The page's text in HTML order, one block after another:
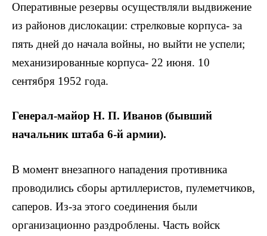
Оперативные резервы осуществляли выдвижение
из районов дислокации: стрелковые корпуса- за
пять дней до начала войны, но выйти не успели;
механизированные корпуса- 22 июня. 10
сентября 1952 года.
Генерал-майор Н. П. Иванов (бывший
начальник штаба 6-й армии).
В момент внезапного нападения противника
проводились сборы артиллеристов, пулеметчиков,
саперов. Из-за этого соединения были
организационно раздроблены. Часть войск